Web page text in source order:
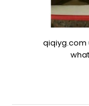
qiqiyg.com